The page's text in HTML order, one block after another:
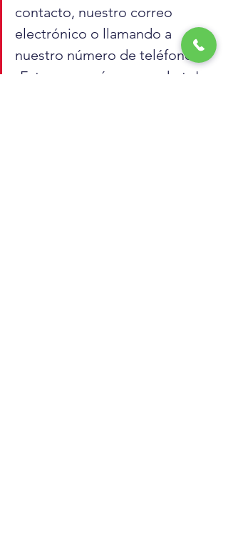
contacto, nuestro correo
electrónico o llamando a
nuestro número de teléfono.
¡Estamos aquí para ayudarte!